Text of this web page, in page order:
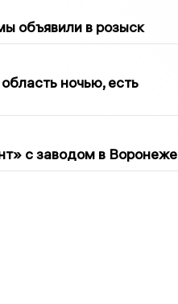
объявили в розыск
ночью, есть
с заводом в Воронеже